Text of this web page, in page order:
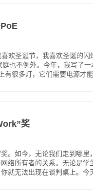
欢圣诞节，我喜欢圣诞的
也不例外。今年，我写了
有很多灯，它们需要电源才
奖
。如今，无论我们走到哪
络所有者的关系。无论是
就无法出现在谈判桌上。